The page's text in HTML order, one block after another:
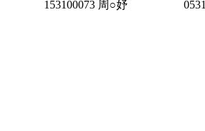
153100073 周○妤